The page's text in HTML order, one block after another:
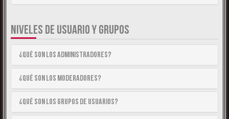
NIVELES DE USUARIO Y GRUPOS
¿Qué son los Administradores?
¿Qué son los Moderadores?
¿Qué son los Grupos de Usuarios?